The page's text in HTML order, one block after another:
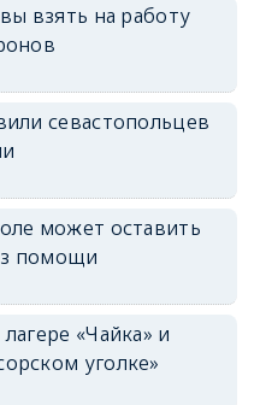
взять на работу
севастопольцев
может оставить
помощи
«Чайка» и
уголке»